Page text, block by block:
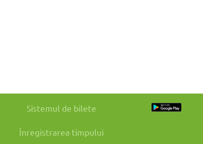
Sistemul de bilete
Înregistrarea timpului